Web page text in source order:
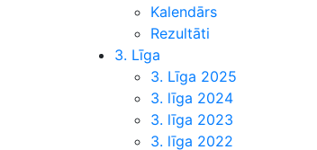
Kalendārs
Rezultāti
3. Līga
3. Līga 2025
3. līga 2024
3. līga 2023
3. līga 2022